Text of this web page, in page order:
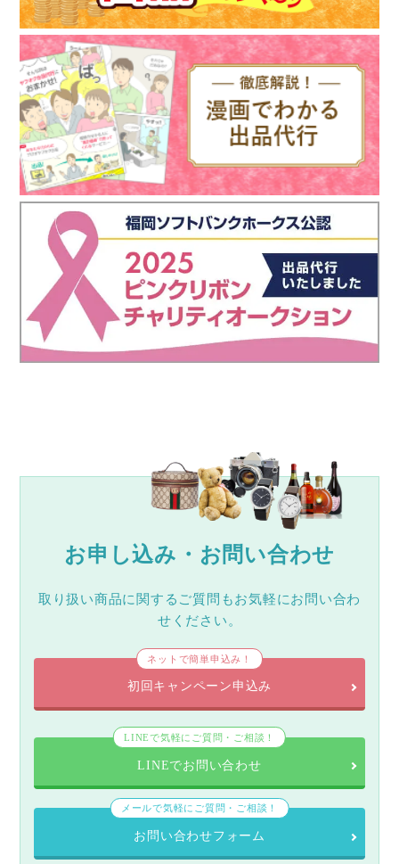
お申し込み・お問い合わせ
取り扱い商品に関するご質問もお気軽にお問い合わ
せください。
ネットで簡単申込み！
初回キャンペーン申込み
LINEで気軽にご質問・ご相談！
LINEでお問い合わせ
メールで気軽にご質問・ご相談！
お問い合わせフォーム